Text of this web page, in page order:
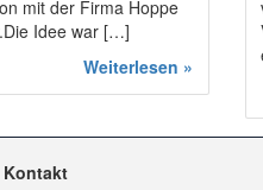
mit der Firma Hoppe
Idee war […]
Weiterlesen »